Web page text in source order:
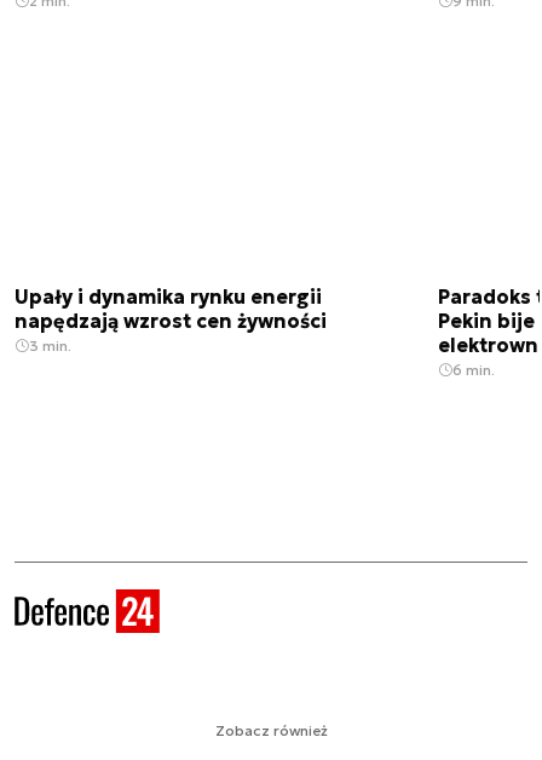
Upały i dynamika rynku energii
napędzają wzrost cen żywności
3 min.
Paradoks
Pekin bije
6 min.
Zobacz również